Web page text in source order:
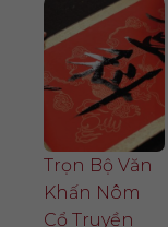
Trọn Bộ Văn
Khấn Nôm
Cổ Truyền